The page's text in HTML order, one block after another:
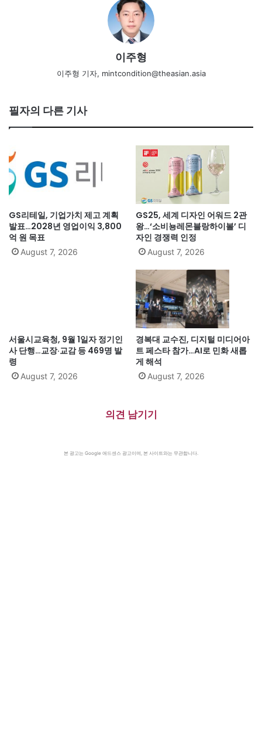
이주형
이주형 기자, mintcondition@theasian.asia
필자의 다른 기사
GS리테일, 기업가치 제고 계획
발표…2028년 영업이익 3,800
억 원 목표
August 7, 2026
GS25, 세계 디자인 어워드 2관
왕…‘소비뇽레몬블랑하이볼’ 디
자인 경쟁력 인정
August 7, 2026
서울시교육청, 9월 1일자 정기인
사 단행…교장·교감 등 469명 발
령
August 7, 2026
경복대 교수진, 디지털 미디어아
트 페스타 참가…AI로 민화 새롭
게 해석
August 7, 2026
의견 남기기
본 광고는 Google 애드센스 광고이며, 본 사이트와는 무관합니다.